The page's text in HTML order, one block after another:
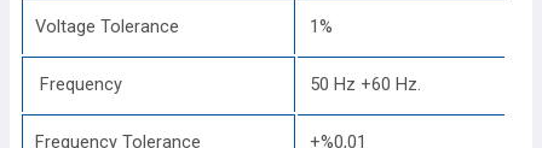
Voltage Tolerance 1%
Frequency 50 Hz +60 Hz.
Frequency Tolerance +%0,01